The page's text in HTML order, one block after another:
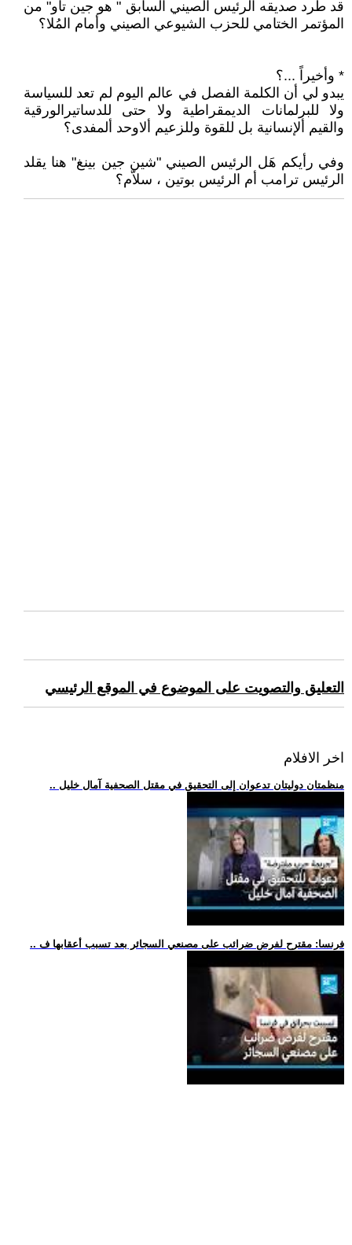
قد طرد صديقه الرئيس الصيني السابق " هو جين تاو" من
المؤتمر الختامي للحزب الشيوعي الصيني وأمام المُلا؟
* وأخيراً ...؟
يبدو لي أن الكلمة الفصل في عالم اليوم لم تعد للسياسة
ولا للبرلمانات الديمقراطية ولا حتى للدساتيرالورقية
والقيم ألإنسانية بل للقوة وللزعيم ألاوحد ألمفدى؟
وفي رأيكم هَل الرئيس الصيني "شين جين بينغ" هنا يقلد
الرئيس ترامب أم الرئيس بوتين ، سلاّم؟
التعليق والتصويت على الموضوع في الموقع الرئيسي
اخر الافلام
.. منظمتان دوليتان تدعوان إلى التحقيق في مقتل الصحفية آمال خليل
.. فرنسا: مقترح لفرض ضرائب على مصنعي السجائر بعد تسبب أعقابها ف